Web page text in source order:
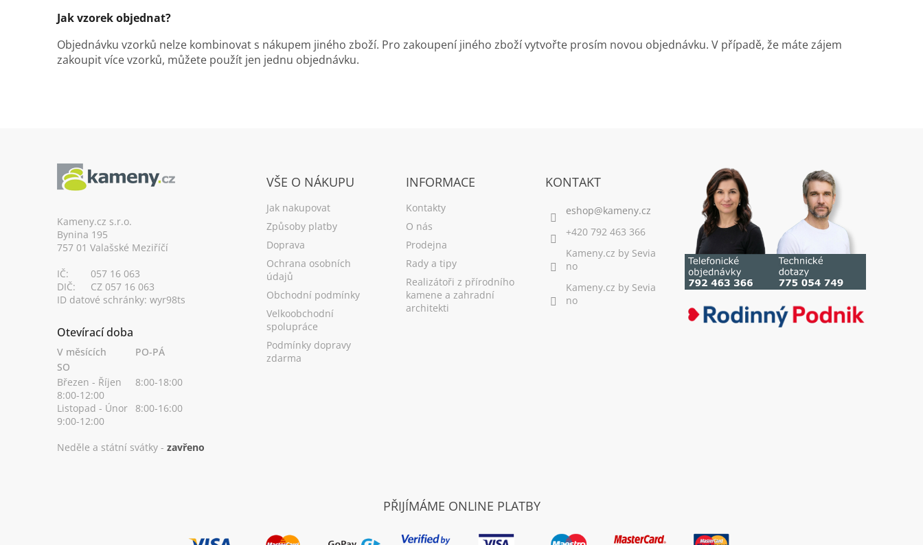
Jak vzorek objednat?
Objednávku vzorků nelze kombinovat s nákupem jiného zboží. Pro zakoupení jiného zboží vytvořte prosím novou objednávku. V případě, že máte zájem
zakoupit více vzorků, můžete použít jen jednu objednávku.
Kameny.cz s.r.o.
Bynina 195
757 01 Valašské Meziříčí
IČ:
057 16 063
DIČ:
CZ 057 16 063
ID datové schránky: wyr98ts
Otevírací doba
V měsících
PO-PÁ
SO
Březen - Říjen
8:00-18:00
8:00-12:00
Listopad - Únor 8:00-16:00
9:00-12:00
Neděle a státní svátky - zavřeno
VŠE O NÁKUPU
Jak nakupovat
Způsoby platby
Doprava
Ochrana osobních
údajů
Obchodní podmínky
Velkoobchodní
spolupráce
Podmínky dopravy
zdarma
INFORMACE
Kontakty
O nás
Prodejna
Rady a tipy
Realizátoři z přírodního
kamene a zahradní
architekti
KONTAKT
+420 792 463 366
Kameny.cz by Sevia
no
Kameny.cz by Sevia
no
PŘIJÍMÁME ONLINE PLATBY